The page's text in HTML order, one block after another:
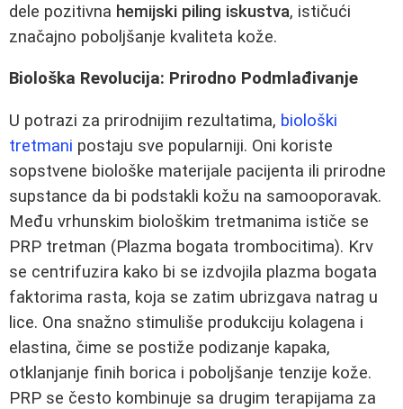
dele pozitivna hemijski piling iskustva, ističući
značajno poboljšanje kvaliteta kože.
Biološka Revolucija: Prirodno Podmlađivanje
U potrazi za prirodnijim rezultatima, biološki
tretmani postaju sve popularniji. Oni koriste
sopstvene biološke materijale pacijenta ili prirodne
supstance da bi podstakli kožu na samooporavak.
Među vrhunskim biološkim tretmanima ističe se
PRP tretman (Plazma bogata trombocitima). Krv
se centrifuzira kako bi se izdvojila plazma bogata
faktorima rasta, koja se zatim ubrizgava natrag u
lice. Ona snažno stimuliše produkciju kolagena i
elastina, čime se postiže podizanje kapaka,
otklanjanje finih borica i poboljšanje tenzije kože.
PRP se često kombinuje sa drugim terapijama za